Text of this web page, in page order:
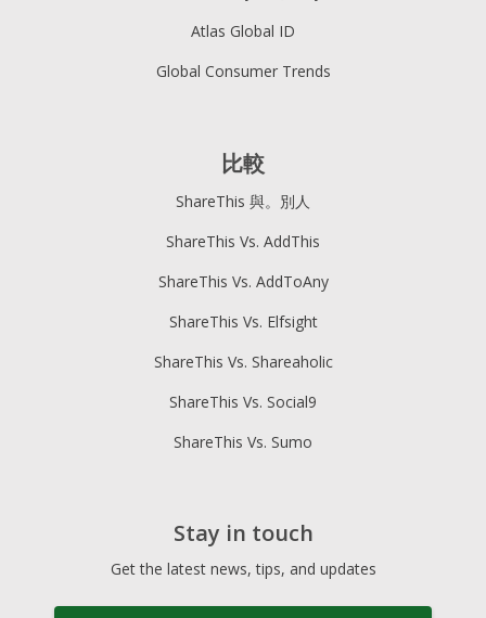
Atlas Global ID
Global Consumer Trends
比較
ShareThis 與。別人
ShareThis Vs. AddThis
ShareThis Vs. AddToAny
ShareThis Vs. Elfsight
ShareThis Vs. Shareaholic
ShareThis Vs. Social9
ShareThis Vs. Sumo
Stay in touch
Get the latest news, tips, and updates